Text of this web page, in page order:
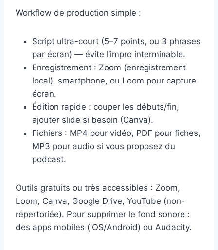
Workflow de production simple :
Script ultra-court (5–7 points, ou 3 phrases
par écran) — évite l’impro interminable.
Enregistrement : Zoom (enregistrement
local), smartphone, ou Loom pour capture
écran.
Édition rapide : couper les débuts/fin,
ajouter slide si besoin (Canva).
Fichiers : MP4 pour vidéo, PDF pour fiches,
MP3 pour audio si vous proposez du
podcast.
Outils gratuits ou très accessibles : Zoom,
Loom, Canva, Google Drive, YouTube (non-
répertoriée). Pour supprimer le fond sonore :
des apps mobiles (iOS/Android) ou Audacity.